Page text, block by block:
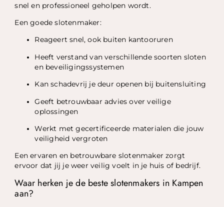
snel en professioneel geholpen wordt.
Een goede slotenmaker:
Reageert snel, ook buiten kantooruren
Heeft verstand van verschillende soorten sloten
en beveiligingssystemen
Kan schadevrij je deur openen bij buitensluiting
Geeft betrouwbaar advies over veilige
oplossingen
Werkt met gecertificeerde materialen die jouw
veiligheid vergroten
Een ervaren en betrouwbare slotenmaker zorgt
ervoor dat jij je weer veilig voelt in je huis of bedrijf.
Waar herken je de beste slotenmakers in Kampen
aan?